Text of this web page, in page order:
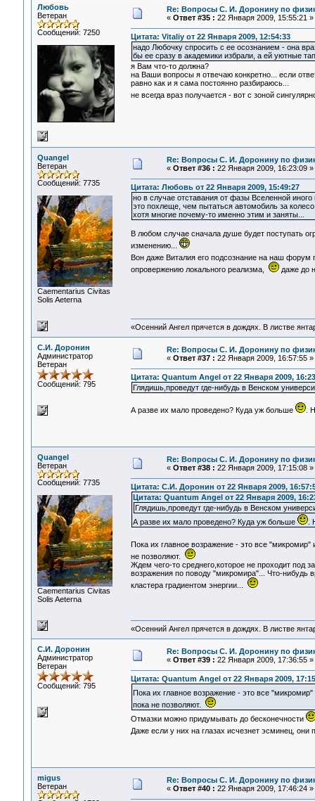
Любовь
Ветеран
Сообщений: 7250
Re: Вопросы С. И. Доронину по
« Ответ #35 : 22 Января 2009, 15:55:21 »
Цитата: Vitaliy от 22 Января 2009, 12:54:33
надо Любочку спросить с ее осознанием - она
бы ее сразу в академики избрали, а ей уютные
я Вам что-то должна?
на Ваши вопросы я отвечаю конкретно... если
равно как и я сама постоянно разбираюсь...
не всегда враз получается - вот с зоной
Quangel
Ветеран
Сообщений: 7735
Сaementarius Civitas
Solis Aeterna
Re: Вопросы С. И. Доронину по
« Ответ #36 : 22 Января 2009, 16:23:09 »
Цитата: Любовь от 22 Января 2009, 15:49:27
но в случае отставания от фазы Вселенной иного
это похлеще, чем пытаться автомобиль за колесо
хотя многие почему-то именно этим и заняты...
В любом случае сначала душе будет поступать
изменению...
Вон даже Виталия его подсознание на наш форум
опровержению локального реализма,
даже до
«Осенний Ангел прячется в дождях. В листве
С.И. Доронин
Администратор
Ветеран
Сообщений: 795
Re: Вопросы С. И. Доронину по
« Ответ #37 : 22 Января 2009, 16:57:55 »
Цитата: Quantum Angel от 22 Января 2009,
Глядишь,проведут где-нибудь в Венском
А разве их мало проведено? Куда уж больше .
Quangel
Ветеран
Сообщений: 7735
Сaementarius Civitas
Solis Aeterna
Re: Вопросы С. И. Доронину по
« Ответ #38 : 22 Января 2009, 17:15:08 »
Цитата: С.И. Доронин от 22 Января 2009,
Цитата: Quantum Angel от 22 Января 2009,
Глядишь,проведут где-нибудь в Венском
А разве их мало проведено? Куда уж больше
.
Пока их главное возражение - это все
не позволяют.
Ждем чего-то среднего,которое не проходит под
возражения по поводу "микромира"... Что-нибудь
кластера градиентом энергии...
«Осенний Ангел прячется в дождях. В листве
С.И. Доронин
Администратор
Ветеран
Сообщений: 795
Re: Вопросы С. И. Доронину по
« Ответ #39 : 22 Января 2009, 17:36:55 »
Цитата: Quantum Angel от 22 Января 2009,
Пока их главное возражение - это все
пока не позволяют.
Отмазки можно придумывать до бесконечности
Даже если у них на глазах исчезнет эсминец,
migus
Ветеран
Re: Вопросы С. И. Доронину по
« Ответ #40 : 22 Января 2009, 17:46:24 »